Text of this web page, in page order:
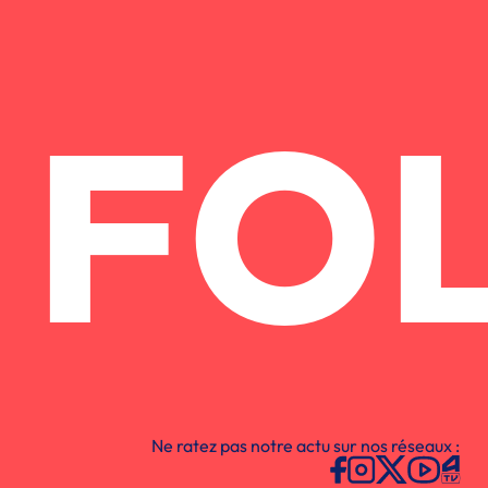
Ne ratez pas notre actu sur nos réseaux :